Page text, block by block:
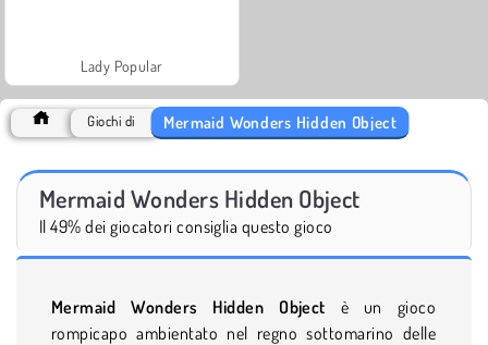
Lady Popular
Giochi di Mermaid Wonders Hidden Object
Mermaid Wonders Hidden Object
Il 49% dei giocatori consiglia questo gioco
Mermaid Wonders Hidden Object è un gioco
rompicapo ambientato nel regno sottomarino delle